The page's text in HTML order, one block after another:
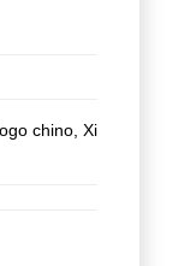
chino, Xi